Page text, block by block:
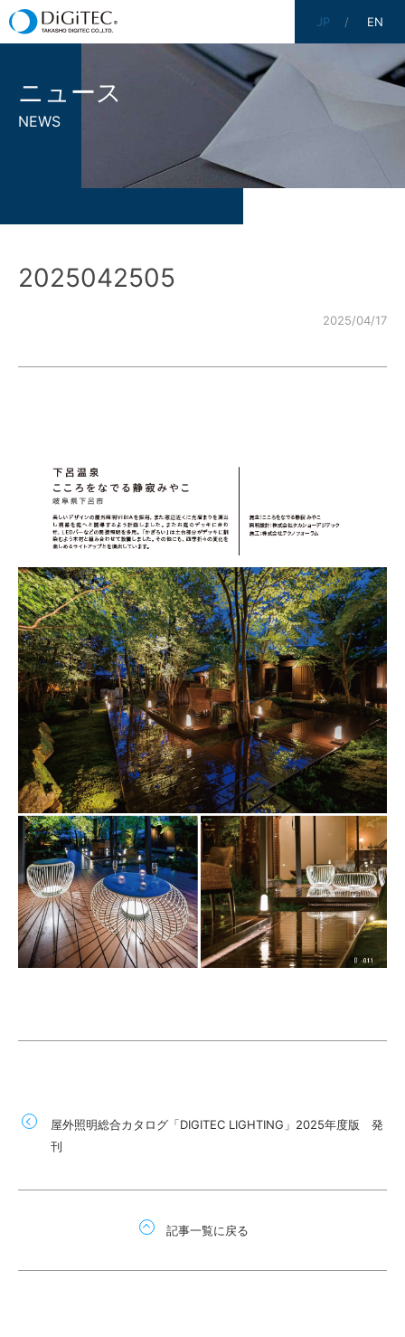
JP EN
ニュース
NEWS
2025042505
2025/04/17
屋外照明総合カタログ「DIGITEC LIGHTING」2025年度版 発
刊
記事一覧に戻る